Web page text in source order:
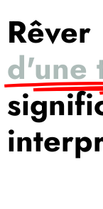
Rêver
d'une